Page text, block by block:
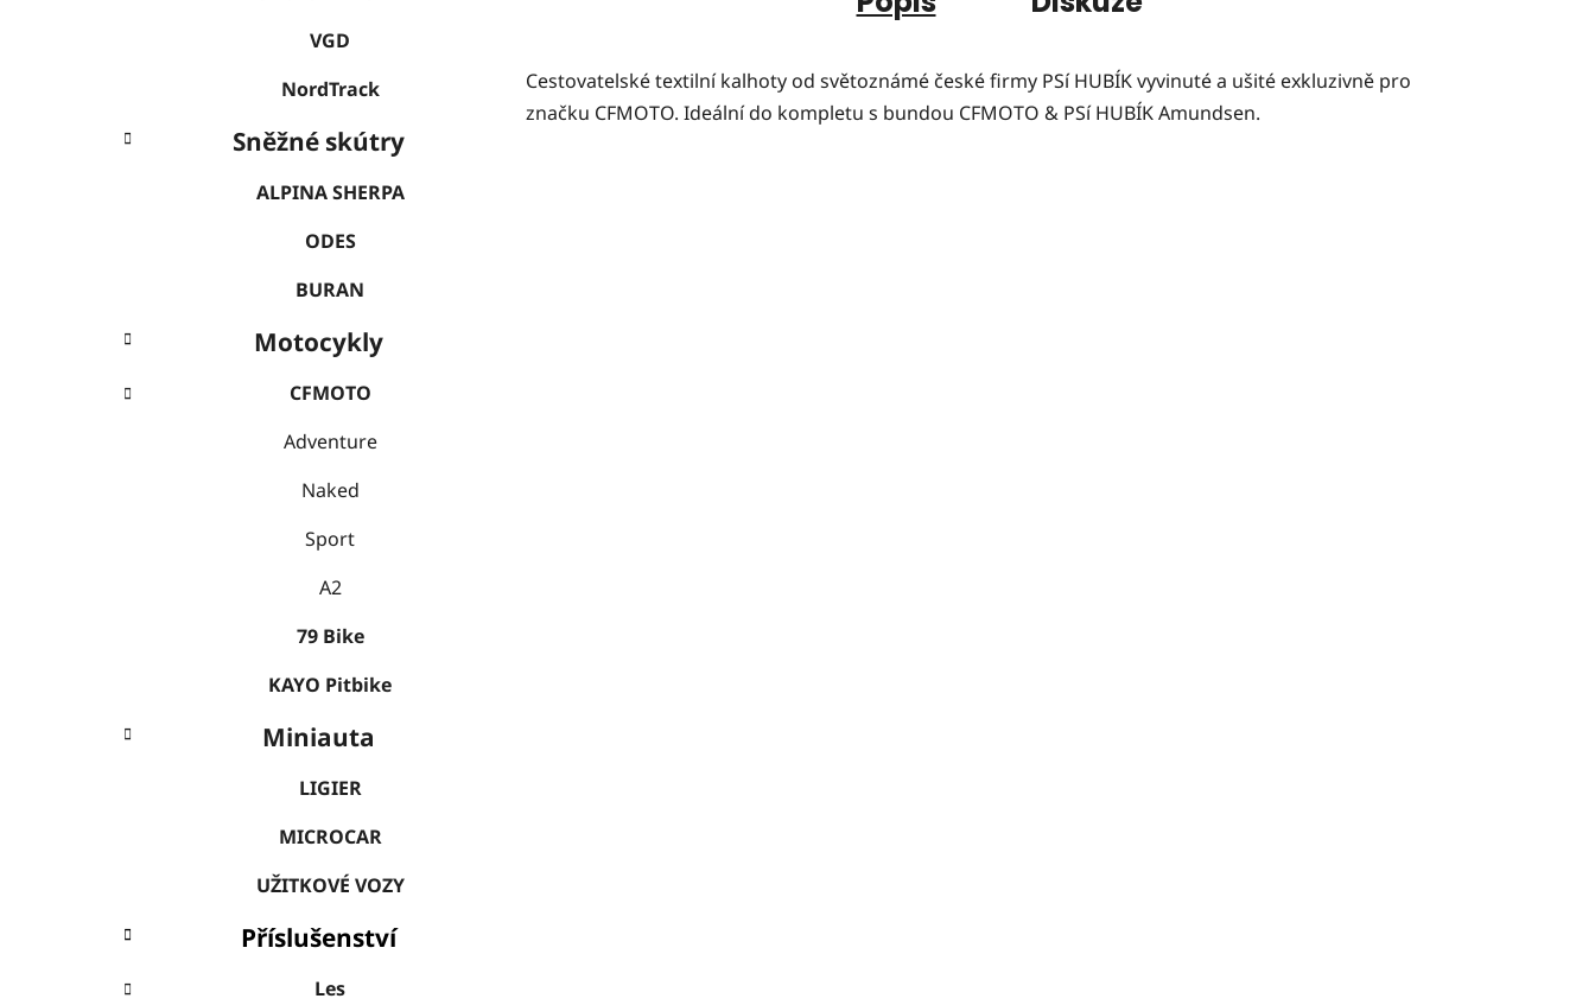
VGD
NordTrack
Sněžné skútry
ALPINA SHERPA
ODES
BURAN
Motocykly
CFMOTO
Adventure
Naked
Sport
A2
79 Bike
KAYO Pitbike
Miniauta
LIGIER
MICROCAR
UŽITKOVÉ VOZY
Příslušenství
Les
Cestovatelské textilní kalhoty od světoznámé české firmy PSí HUBÍK vyvinuté a ušité exkluzivně pro
značku CFMOTO. Ideální do kompletu s bundou CFMOTO & PSí HUBÍK Amundsen.